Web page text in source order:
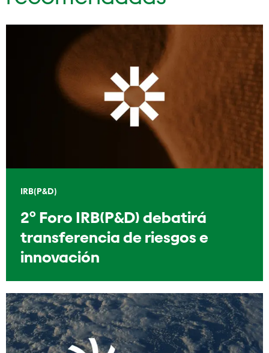
IRB(P&D)
2º Foro IRB(P&D) debatirá
transferencia de riesgos e
innovación